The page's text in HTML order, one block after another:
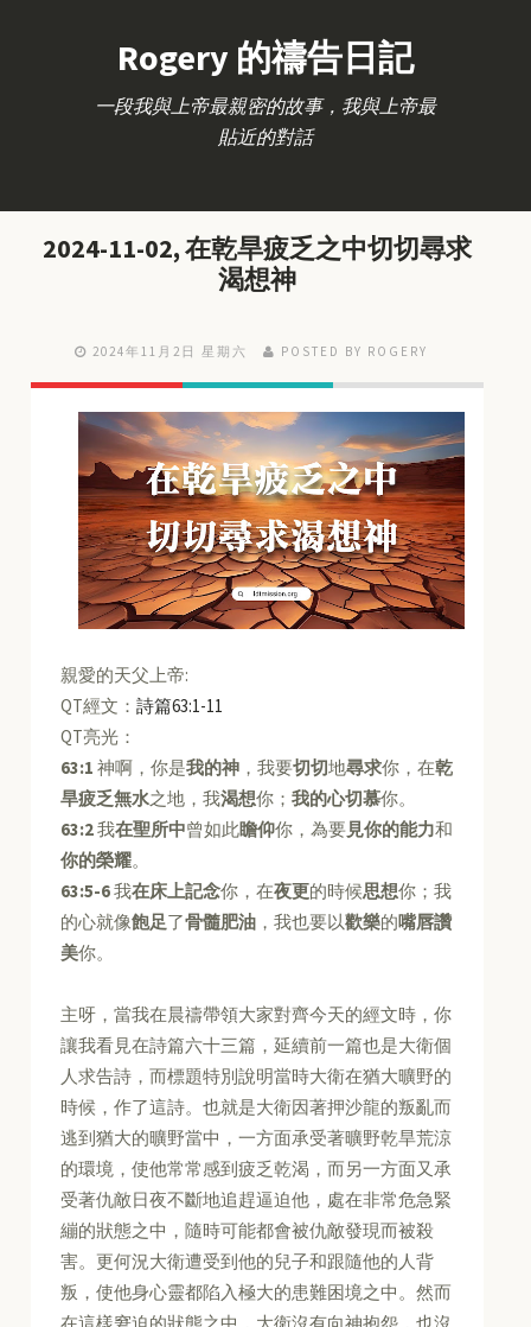
Rogery 的禱告日記
一段我與上帝最親密的故事，我與上帝最
貼近的對話
2024-11-02, 在乾旱疲乏之中切切尋求
渴想神
2024年11月2日 星期六 POSTED BY ROGERY
親愛的天父上帝:
QT經文：詩篇63:1-11
QT亮光：
63:1 神啊，你是我的神 ，我要切切地尋求你，在乾
旱疲乏無水之地，我渴想你；我的心切慕你。
63:2我在聖所中曾如此瞻仰你，為要見你的能力和
你的榮耀。
63:5-6我在床上記念你，在夜更的時候思想你；我
的心就像飽足了骨髓肥油 ，我也要以歡樂的嘴唇讚
美你。
主呀，當我在晨禱帶領大家對齊今天的經文時，你
讓我看見在詩篇六十三篇，延續前一篇也是大衛個
人求告詩，而標題特別說明當時大衛在猶大曠野的
時候，作了這詩。也就是大衛因著押沙龍的叛亂而
逃到猶大的曠野當中，一方面承受著曠野乾旱荒涼
的環境，使他常常感到疲乏乾渴，而另一方面又承
受著仇敵日夜不斷地追趕逼迫他，處在非常危急緊
繃的狀態之中，隨時可能都會被仇敵發現而被殺
害。更何況大衛遭受到他的兒子和跟隨他的人背
叛，使他身心靈都陷入極大的患難困境之中。然而